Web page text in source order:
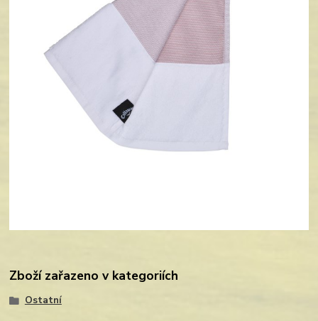
Zboží zařazeno v kategoriích
Ostatní